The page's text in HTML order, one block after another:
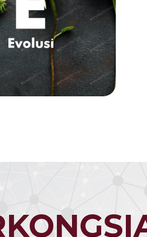
yang boleh dipercayai dan
kepada pelanggan kami.